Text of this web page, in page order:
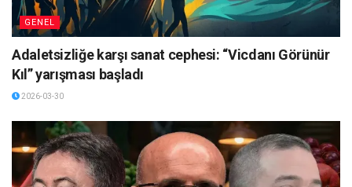
GENEL
Adaletsizliğe karşı sanat cephesi: “Vicdanı Görünür
Kıl” yarışması başladı
2026-03-30